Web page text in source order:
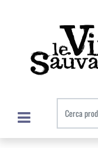
Open menu